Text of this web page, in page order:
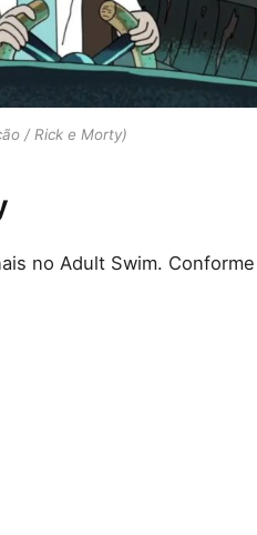
/ Rick e Morty)
no Adult Swim. Conforme